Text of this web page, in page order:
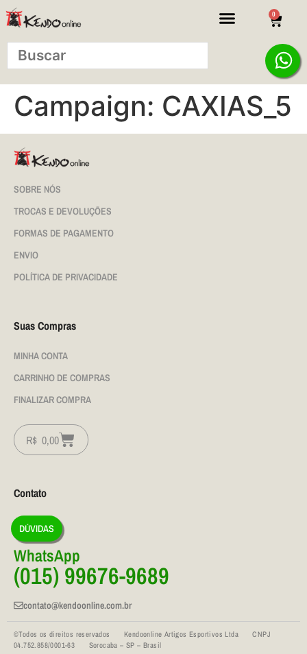
0
Campaign: CAXIAS_5
SOBRE NÓS
TROCAS E DEVOLUÇÕES
FORMAS DE PAGAMENTO
ENVIO
POLÍTICA DE PRIVACIDADE
Suas Compras
MINHA CONTA
CARRINHO DE COMPRAS
FINALIZAR COMPRA
R$ 0,00
Contato
DÚVIDAS
WhatsApp
(015) 99676-9689
contato@kendoonline.com.br
©Todos os direitos reservados Kendoonline Artigos Esportivos Ltda CNPJ
04.752.858/0001-63 Sorocaba – SP – Brasil